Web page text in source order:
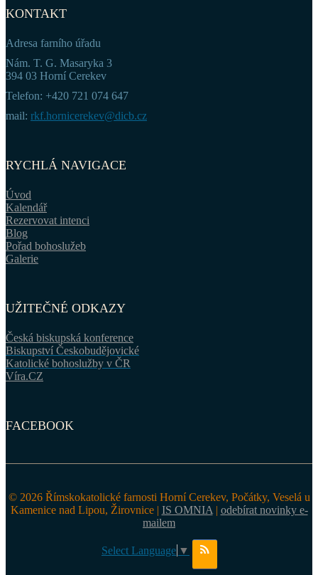
KONTAKT
Adresa farního úřadu
Nám. T. G. Masaryka 3
394 03 Horní Cerekev
Telefon: +420 721 074 647
mail: rkf.hornicerekev@dicb.cz
RYCHLÁ NAVIGACE
Úvod
Kalendář
Rezervovat intenci
Blog
Pořad bohoslužeb
Galerie
UŽITEČNÉ ODKAZY
Česká biskupská konference
Biskupství Českobudějovické
Katolické bohoslužby v ČR
Víra.CZ
FACEBOOK
© 2026 Římskokatolické farnosti Horní Cerekev, Počátky, Veselá u
Kamenice nad Lipou, Žirovnice | IS OMNIA | odebírat novinky e-
mailem
Select Language ▼